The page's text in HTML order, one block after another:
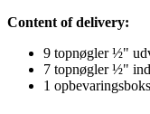
Content of delivery:
9 topnøgler ½"
7 topnøgler ½"
1 opbevaringsboks